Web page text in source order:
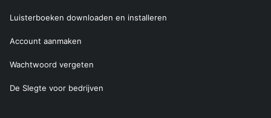
Luisterboeken downloaden en installeren
Account aanmaken
Wachtwoord vergeten
De Slegte voor bedrijven